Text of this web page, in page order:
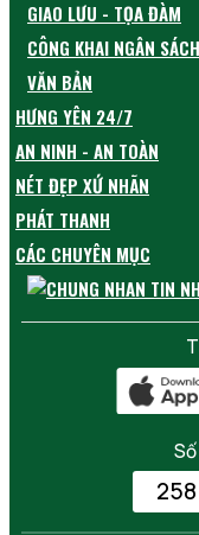
GIAO LƯU - TỌA ĐÀM
CÔNG KHAI NGÂN SÁCH
VĂN BẢN
HƯNG YÊN 24/7
AN NINH - AN TOÀN
NÉT ĐẸP XỨ NHÃN
PHÁT THANH
CÁC CHUYÊN MỤC
258